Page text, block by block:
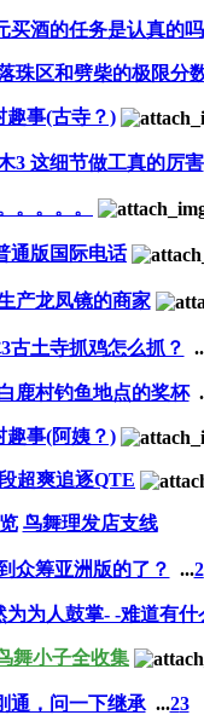
买酒的任务是认真的吗
珠区和劈柴的极限分
趣事(古寺？)
3 这细节做工真的厉害
。。。。
通版国际电话
产龙凤镜的商家
古土寺抓鸡怎么抓？
鹿村钓鱼地点的奖杯
趣事(阿姨？)
超爽追逐QTE
鸟舞理发店支线
众筹亚洲版的了？ ...2
为为人鼓掌- -难道有什
舞小子全收集
通，问一下继承 ...23